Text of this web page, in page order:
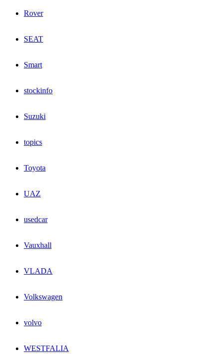
Rover
SEAT
Smart
stockinfo
Suzuki
topics
Toyota
UAZ
usedcar
Vauxhall
VLADA
Volkswagen
volvo
WESTFALIA